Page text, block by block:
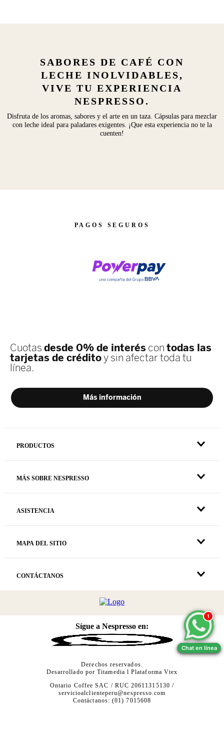
1
Chat en línea
SABORES DE CAFÉ CON
LECHE INOLVIDABLES,
VIVE TU EXPERIENCIA
NESPRESSO.
Disfruta de los aromas, sabores y el arte en un taza. Cápsulas para mezclar
con leche ideal para paladares exigentes. ¡Que esta experiencia no te la
cuenten!
PAGOS SEGUROS
PRODUCTOS
MÁS SOBRE NESPRESSO
ASISTENCIA
MAPA DEL SITIO
CONTÁCTANOS
Sígue a Nespresso en:
Derechos reservados.
Desarrollado porTitamedia l Plataforma Vtex
Ontario Coffee SAC / RUC 20611315130 /
servicioalclienteperu@nespresso.com
Contáctanos: (01) 7015608
1
Chat en línea